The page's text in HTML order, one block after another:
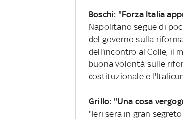
Boschi: "Forza Italia
Napolitano segue di
del governo sulla
dell'incontro al Colle, il
buona volontà sulle
costituzionale e
Grillo: "Una cosa
"Ieri sera in gran